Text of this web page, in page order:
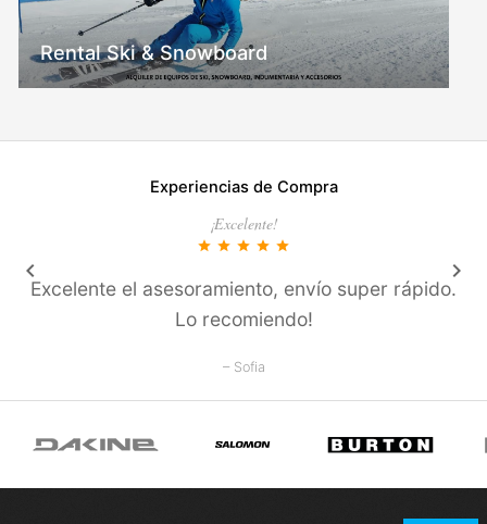
Rental Ski & Snowboard
Experiencias de Compra
¡Excelente!
star star star star star
Excelente el asesoramiento, enví­o super rápido.
Lo recomiendo!
– Sofia
keyboard_arrow_left keyboard_arrow_right